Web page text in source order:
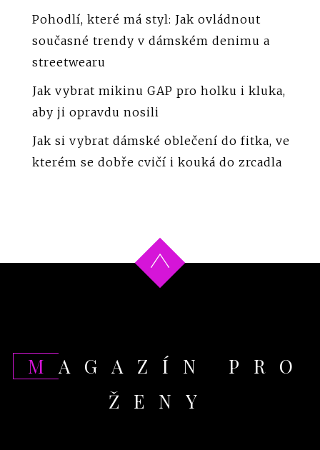
Pohodlí, které má styl: Jak ovládnout
současné trendy v dámském denimu a
streetwearu
Jak vybrat mikinu GAP pro holku i kluka,
aby ji opravdu nosili
Jak si vybrat dámské oblečení do fitka, ve
kterém se dobře cvičí i kouká do zrcadla
MAGAZÍN PRO
ŽENY